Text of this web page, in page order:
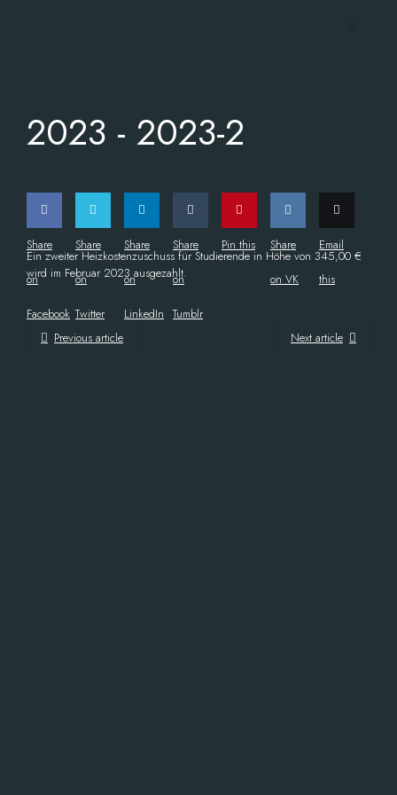
2023 - 2023-2
Share
on
Facebook
Share
on
Twitter
Share
on
LinkedIn
Share
on
Tumblr
Pin this Share
on VK
Email
this
Ein zweiter Heizkostenzuschuss für Studierende in Höhe von 345,00 €
wird im Februar 2023 ausgezahlt.
Next article
Previous article